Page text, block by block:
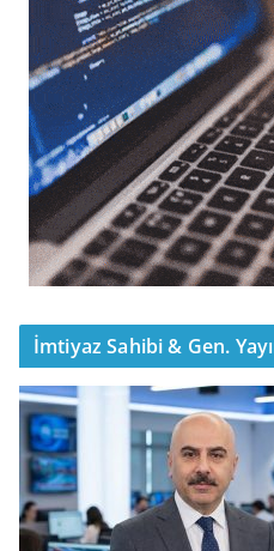
İmtiyaz Sahibi & Gen.